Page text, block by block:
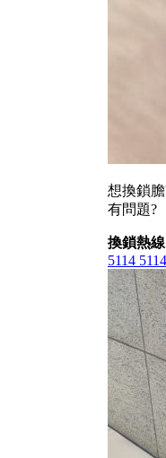
想換鎖
有問題?
換鎖熱線
5114 5114